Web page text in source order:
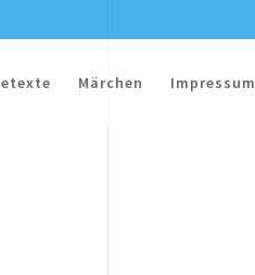
Märchen Impressum